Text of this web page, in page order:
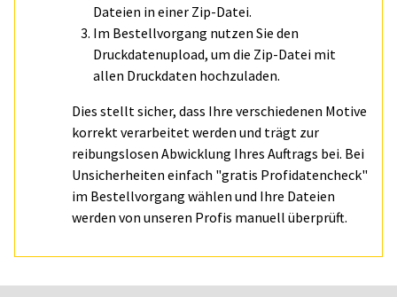
Dateien in einer Zip-Datei.
Im Bestellvorgang nutzen Sie den
Druckdatenupload, um die Zip-Datei mit
allen Druckdaten hochzuladen.
Dies stellt sicher, dass Ihre verschiedenen Motive
korrekt verarbeitet werden und trägt zur
reibungslosen Abwicklung Ihres Auftrags bei. Bei
Unsicherheiten einfach "gratis Profidatencheck"
im Bestellvorgang wählen und Ihre Dateien
werden von unseren Profis manuell überprüft.